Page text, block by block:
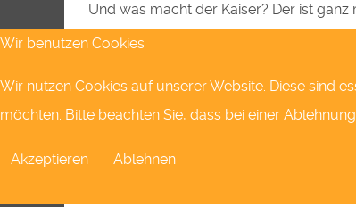
Und was macht der Kaiser? Der ist
nach seinen kaiserlichen Vorgängern
Seine Ruhe teilen seine Gattin Julia und
Diese Produktion wurde freundlicher
Wir benutzen Cookies
Wir nutzen Cookies auf unserer Website. Diese sind
möchten. Bitte beachten Sie, dass bei einer
Akzeptieren
Ablehnen